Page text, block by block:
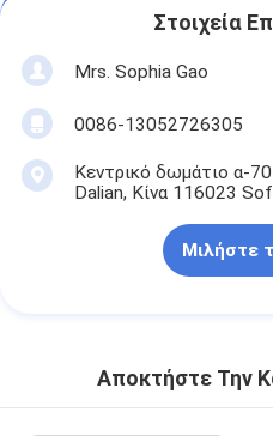
Στοιχεία
Mrs. Sophia Gao
0086-13052726305
Κεντρικό δωμάτιο α-
Dalian, Κίνα 116023
Μιλήστε
Αποκτήστε Την